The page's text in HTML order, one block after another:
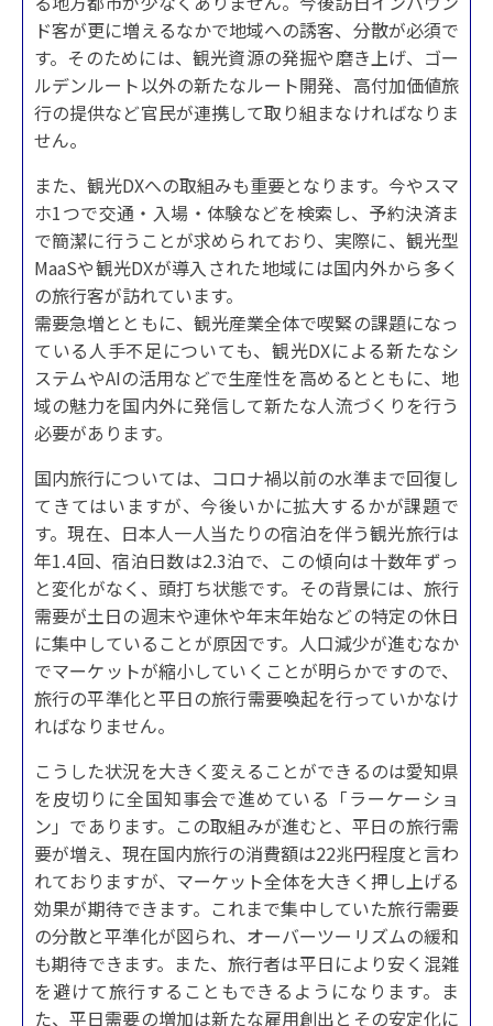
ド客が更に増えるなかで地域への誘客、分散が必須で
す。そのためには、観光資源の発掘や磨き上げ、ゴー
ルデンルート以外の新たなルート開発、高付加価値旅
行の提供など官民が連携して取り組まなければなりま
せん。
また、観光DXへの取組みも重要となります。今やスマ
ホ1つで交通・入場・体験などを検索し、予約決済ま
で簡潔に行うことが求められており、実際に、観光型
MaaSや観光DXが導入された地域には国内外から多く
の旅行客が訪れています。
需要急増とともに、観光産業全体で喫緊の課題になっ
ている人手不足についても、観光DXによる新たなシ
ステムやAIの活用などで生産性を高めるとともに、地
域の魅力を国内外に発信して新たな人流づくりを行う
必要があります。
国内旅行については、コロナ禍以前の水準まで回復し
てきてはいますが、今後いかに拡大するかが課題で
す。現在、日本人一人当たりの宿泊を伴う観光旅行は
年1.4回、宿泊日数は2.3泊で、この傾向は十数年ずっ
と変化がなく、頭打ち状態です。その背景には、旅行
需要が土日の週末や連休や年末年始などの特定の休日
に集中していることが原因です。人口減少が進むなか
でマーケットが縮小していくことが明らかですので、
旅行の平準化と平日の旅行需要喚起を行っていかなけ
ればなりません。
こうした状況を大きく変えることができるのは愛知県
を皮切りに全国知事会で進めている「ラーケーショ
ン」であります。この取組みが進むと、平日の旅行需
要が増え、現在国内旅行の消費額は22兆円程度と言わ
れておりますが、マーケット全体を大きく押し上げる
効果が期待できます。これまで集中していた旅行需要
の分散と平準化が図られ、オーバーツーリズムの緩和
も期待できます。また、旅行者は平日により安く混雑
を避けて旅行することもできるようになります。ま
た、平日需要の増加は新たな雇用創出とその安定化に